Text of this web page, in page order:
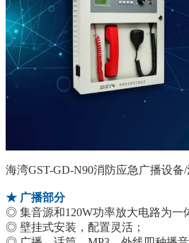
海湾GST-GD-N90消防应急广播设备
★ 广播部分
◎ 集音源和120W功率放大电路为一
◎ 壁挂式安装，配置灵活；